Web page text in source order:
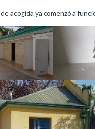
acogida ya comenzó a